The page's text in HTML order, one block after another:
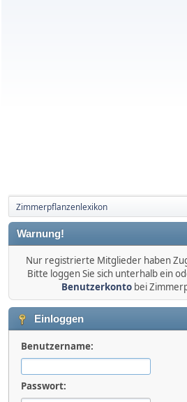
Zimmerpflanzenlexikon
Warnung!
Nur registrierte Mitglieder haben
Bitte loggen Sie sich unterhalb ein
Benutzerkonto bei
Einloggen
Benutzername:
Passwort: